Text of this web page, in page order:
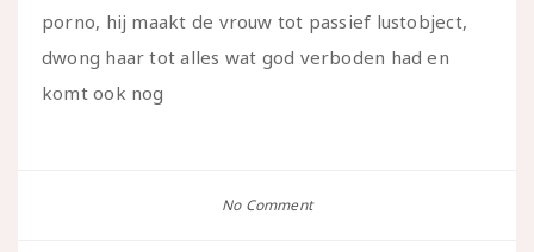
porno, hij maakt de vrouw tot passief lustobject,
dwong haar tot alles wat god verboden had en
komt ook nog
No Comment